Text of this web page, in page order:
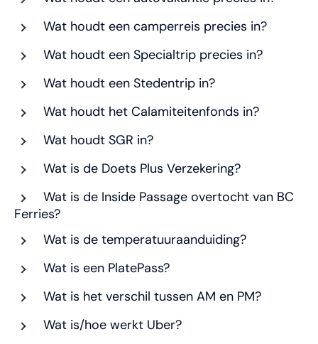
Wat houdt een camperreis precies in?
Wat houdt een Specialtrip precies in?
Wat houdt een Stedentrip in?
Wat houdt het Calamiteitenfonds in?
Wat houdt SGR in?
Wat is de Doets Plus Verzekering?
Wat is de Inside Passage overtocht van BC
Ferries?
Wat is de temperatuuraanduiding?
Wat is een PlatePass?
Wat is het verschil tussen AM en PM?
Wat is/hoe werkt Uber?